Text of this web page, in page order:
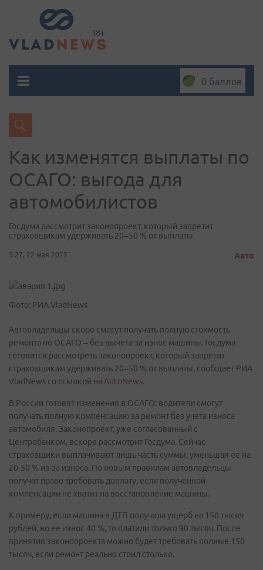
0 баллов
Как изменятся выплаты по
ОСАГО: выгода для
автомобилистов
Госдума рассмотрит законопроект, который запретит
страховщикам удерживать 20–50 % от выплаты
5:27, 22 мая 2025 Авто
Фото: РИА VladNews
Автовладельцы скоро смогут получать полную стоимость
ремонта по ОСАГО – без вычета за износ машины. Госдума
готовится рассмотреть законопроект, который запретит
страховщикам удерживать 20–50 % от выплаты, сообщает РИА
VladNews со ссылкой на AutoNews.
В России готовят изменения в ОСАГО: водители смогут
получать полную компенсацию за ремонт без учета износа
автомобиля. Законопроект, уже согласованный с
Центробанком, вскоре рассмотрит Госдума. Сейчас
страховщики выплачивают лишь часть суммы, уменьшая ее на
20-50 % из-за износа. По новым правилам автовладельцы
получат право требовать доплату, если полученной
компенсации не хватит на восстановление машины.
К примеру, если машина в ДТП получила ущерб на 150 тысяч
рублей, но ее износ 40 %, то платили только 90 тысяч. После
принятия законопроекта можно будет требовать полные 150
тысяч, если ремонт реально стоил столько.